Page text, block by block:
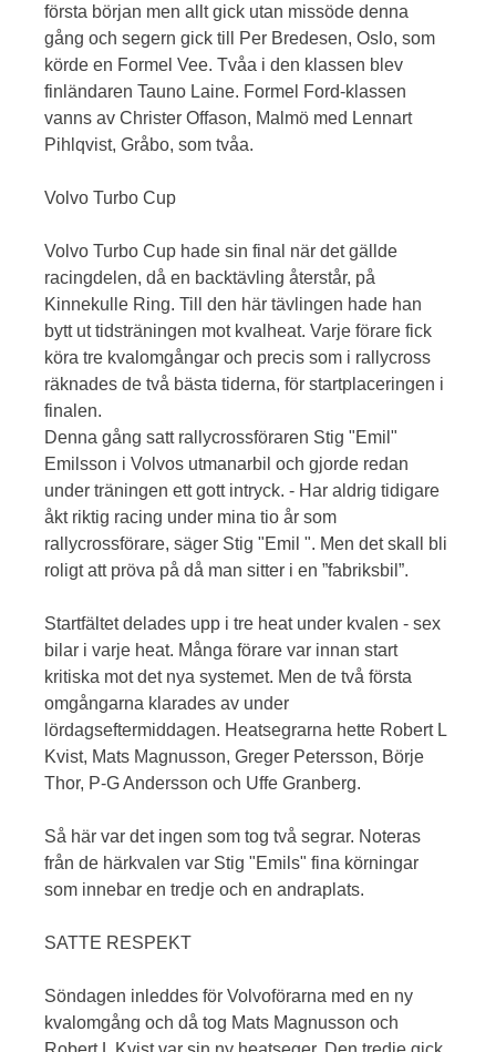
första början men allt gick utan missöde denna
gång och segern gick till Per Bredesen, Oslo, som
körde en Formel Vee. Tvåa i den klassen blev
finländaren Tauno Laine. Formel Ford-klassen
vanns av Christer Offason, Malmö med Lennart
Pihlqvist, Gråbo, som tvåa.
Volvo Turbo Cup
Volvo Turbo Cup hade sin final när det gällde
racingdelen, då en backtävling återstår, på
Kinnekulle Ring. Till den här tävlingen hade han
bytt ut tidsträningen mot kvalheat. Varje förare fick
köra tre kvalomgångar och precis som i rallycross
räknades de två bästa tiderna, för startplaceringen i
finalen.
Denna gång satt rallycrossföraren Stig "Emil"
Emilsson i Volvos utmanarbil och gjorde redan
under träningen ett gott intryck. - Har aldrig tidigare
åkt riktig racing under mina tio år som
rallycrossförare, säger Stig "Emil ". Men det skall bli
roligt att pröva på då man sitter i en ”fabriksbil”.
Startfältet delades upp i tre heat under kvalen - sex
bilar i varje heat. Många förare var innan start
kritiska mot det nya systemet. Men de två första
omgångarna klarades av under
lördagseftermiddagen. Heatsegrarna hette Robert L
Kvist, Mats Magnusson, Greger Petersson, Börje
Thor, P-G Andersson och Uffe Granberg.
Så här var det ingen som tog två segrar. Noteras
från de härkvalen var Stig "Emils" fina körningar
som innebar en tredje och en andraplats.
SATTE RESPEKT
Söndagen inleddes för Volvoförarna med en ny
kvalomgång och då tog Mats Magnusson och